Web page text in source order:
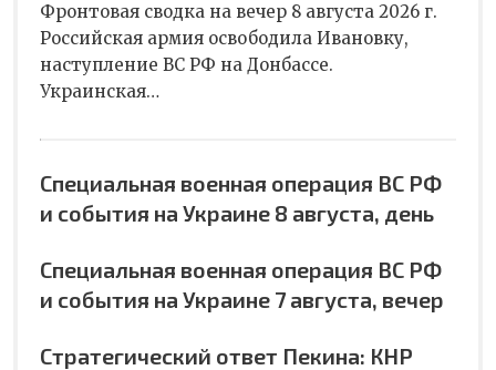
Фронтовая сводка на вечер 8 августа 2026 г.
Российская армия освободила Ивановку,
наступление ВС РФ на Донбассе.
Украинская…
Специальная военная операция ВС РФ
и события на Украине 8 августа, день
Специальная военная операция ВС РФ
и события на Украине 7 августа, вечер
Стратегический ответ Пекина: КНР